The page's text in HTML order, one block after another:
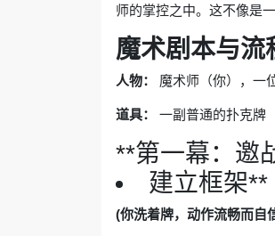
师的掌控之中。这不像是
魔术剧本与流
人物： 魔术师（你），一
道具： 一副普通的扑克牌
**第一幕：邀
建立框架**
(你洗着牌，动作流畅而自